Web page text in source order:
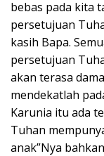
bebas pada kita
persetujuan
kasih Bapa.
persetujuan
akan terasa
mendekatlah
Karunia itu ada
Tuhan
anak”Nya